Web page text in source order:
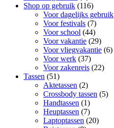
Shop op gebruik (116)
Voor dagelijks gebruik
Voor festivals (7)
Voor school (44)
Voor vakantie (29)
Voor vliegvakantie (6)
Voor werk (37)
Voor zakenreis (22)
Tassen (51)
Aktetassen (2)
Crossbody tassen (5)
Handtassen (1)
Heuptassen (7)
Laptoptassen (20)